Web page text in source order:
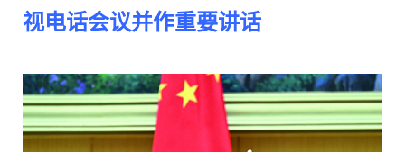
视电话会议并作重要讲话